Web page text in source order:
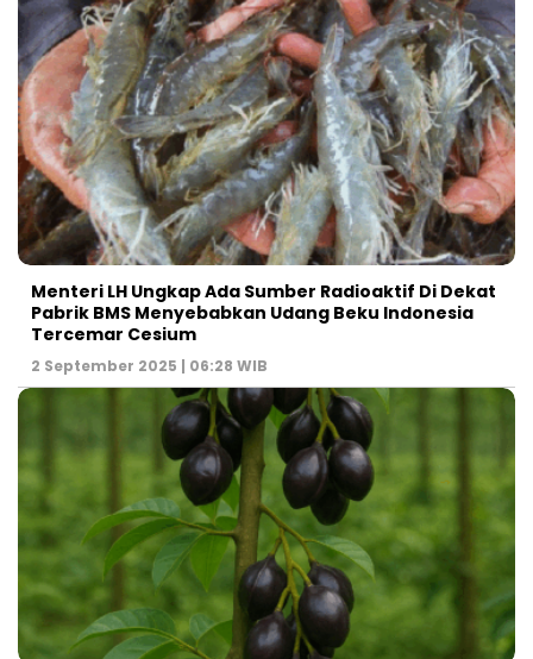
Menteri LH Ungkap Ada Sumber Radioaktif Di Dekat
Pabrik BMS Menyebabkan Udang Beku Indonesia
Tercemar Cesium
2 September 2025 | 06:28 WIB